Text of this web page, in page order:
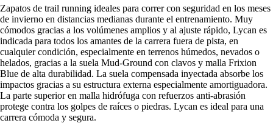
Zapatos de trail running ideales para correr con seguridad en los meses
de invierno en distancias medianas durante el entrenamiento. Muy
cómodos gracias a los volúmenes amplios y al ajuste rápido, Lycan es
indicada para todos los amantes de la carrera fuera de pista, en
cualquier condición, especialmente en terrenos húmedos, nevados o
helados, gracias a la suela Mud-Ground con clavos y malla Frixion
Blue de alta durabilidad. La suela compensada inyectada absorbe los
impactos gracias a su estructura externa especialmente amortiguadora.
La parte superior en malla hidrófuga con refuerzos anti-abrasión
protege contra los golpes de raíces o piedras. Lycan es ideal para una
carrera cómoda y segura.